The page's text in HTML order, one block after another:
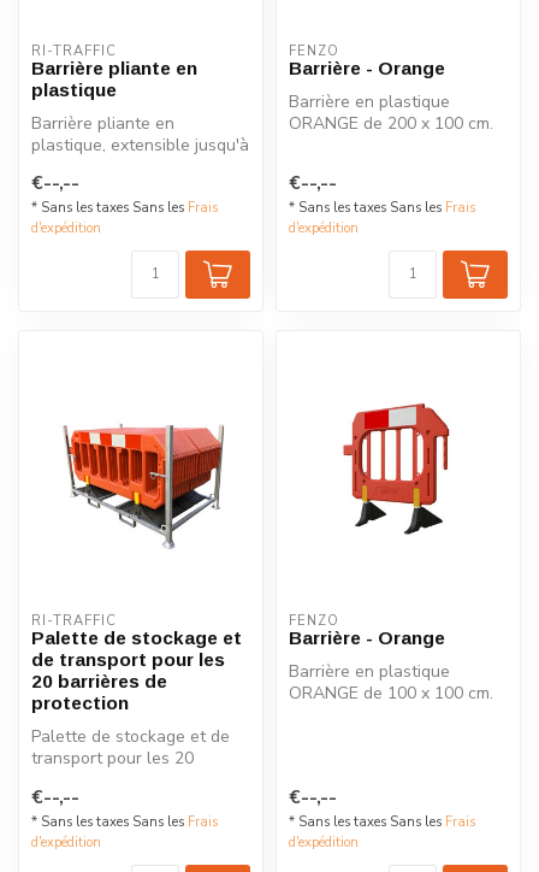
RI-TRAFFIC
Barrière pliante en
plastique
Barrière pliante en
plastique, extensible jusqu'à
réf...
€--,--
* Sans les taxes Sans les Frais
d'expédition
FENZO
Barrière - Orange
Barrière en plastique
ORANGE de 200 x 100 cm.
€--,--
* Sans les taxes Sans les Frais
d'expédition
RI-TRAFFIC
Palette de stockage et
de transport pour les
20 barrières de
protection
Palette de stockage et de
transport pour les 20
Acier g...
€--,--
* Sans les taxes Sans les Frais
d'expédition
FENZO
Barrière - Orange
Barrière en plastique
ORANGE de 100 x 100 cm.
€--,--
* Sans les taxes Sans les Frais
d'expédition